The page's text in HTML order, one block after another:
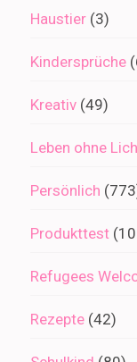
Haustier (3)
Kindersprüche
Kreativ (49)
Leben ohne
Persönlich
Produkttest
Refugees
Rezepte (42)